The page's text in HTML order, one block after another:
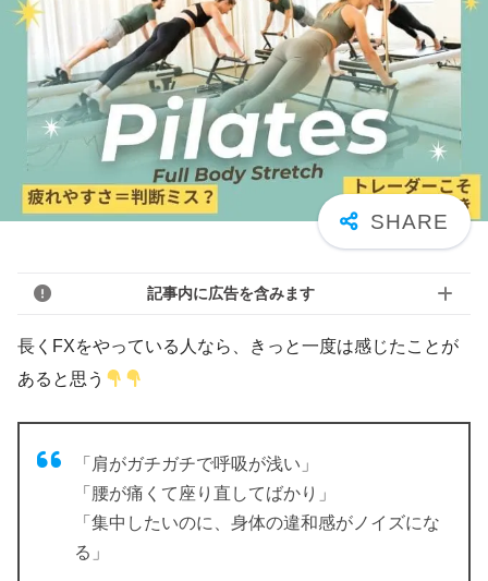
記事内に広告を含みます
長くFXをやっている人なら、きっと一度は感じたことが
あると思う
「肩がガチガチで呼吸が浅い」
「腰が痛くて座り直してばかり」
「集中したいのに、身体の違和感がノイズにな
る」